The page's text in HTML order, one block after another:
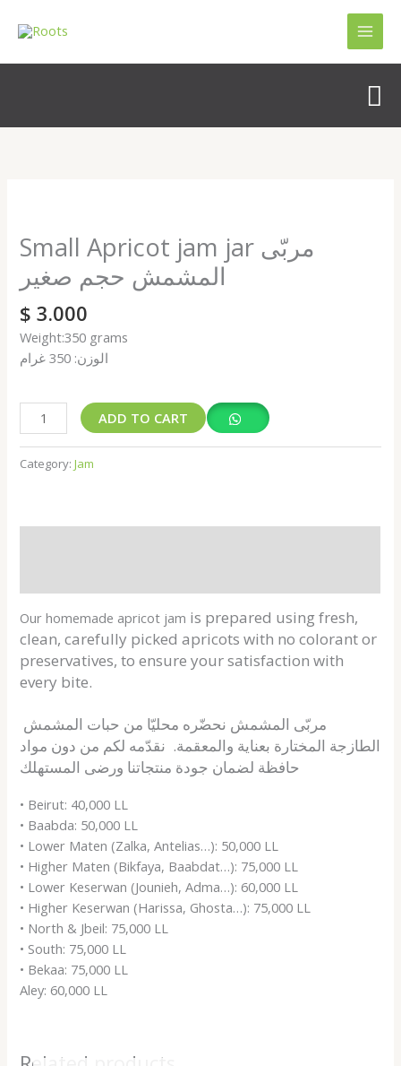
Small Apricot jam jar مربّى
المشمش حجم صغير
$ 3.000
Weight:350 grams
الوزن: 350 غرام
jam
jar
مربّى
حجم
صغير
quantity
ADD TO CART
Category:Jam
Our homemade apricot jam is prepared using fresh,
clean, carefully picked apricots with no colorant or
preservatives, to ensure your satisfaction with
every bite.
الطازجة المختارة بعناية والمعقمة. نقدّمه لكم من دون مواد
حافظة لضمان جودة منتجاتنا ورضى
• Beirut: 40,000 LL
• Baabda: 50,000 LL
• Lower Maten (Zalka, Antelias…): 50,000 LL
• Higher Maten (Bikfaya, Baabdat…): 75,000 LL
• Lower Keserwan (Jounieh, Adma…): 60,000 LL
• Higher Keserwan (Harissa, Ghosta…): 75,000 LL
• North & Jbeil: 75,000 LL
• South: 75,000 LL
• Bekaa: 75,000 LL
Aley: 60,000 LL